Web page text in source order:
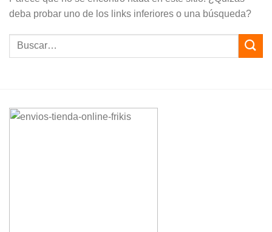
deba probar uno de los links inferiores o una búsqueda?